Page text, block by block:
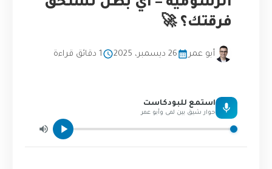
الرسومية – أيّ بطل تستحق
فرقتك؟ 🚀
أبو عمر 26 ديسمبر، 2025 1 دقائق قراءة
استمع للبودكاست
حوار شيق بين لمى وأبو عمر